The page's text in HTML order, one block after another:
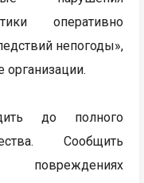
оперативно
непогоды»,
организации.
до полного
Сообщить